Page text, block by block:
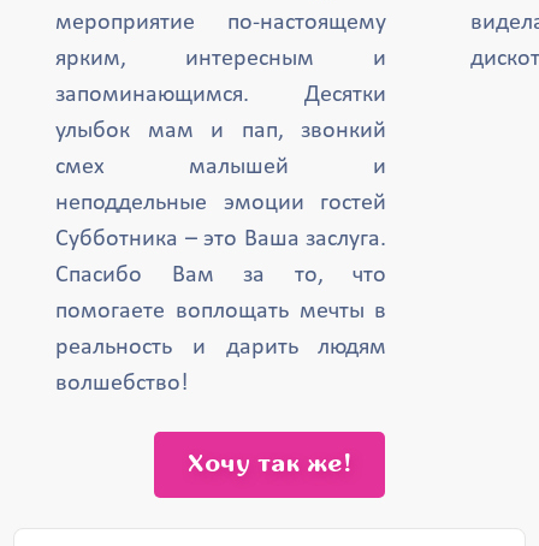
мероприятие по-настоящему
ярким, интересным и
запоминающимся. Десятки
улыбок мам и пап, звонкий
смех малышей и
неподдельные эмоции гостей
Субботника – это Ваша заслуга.
Спасибо Вам за то, что
помогаете воплощать мечты в
реальность и дарить людям
волшебство!
Хочу так же!